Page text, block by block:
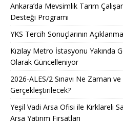
Ankara’da Mevsimlik Tarım
Desteği Programı
YKS Tercih Sonuçlarının
Kızılay Metro İstasyonu Yakında
Olarak Güncelleniyor
2026-ALES/2 Sınavı Ne Zaman
Gerçekleştirilecek?
Yeşil Vadi Arsa Ofisi ile Kırklareli
Arsa Yatırım Fırsatları